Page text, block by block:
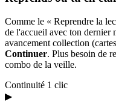
Comme le « Reprendre la
de l'accueil avec ton dernier
avancement collection
Continuer. Plus besoin de
combo de la veille.
Continuité 1 clic
▶